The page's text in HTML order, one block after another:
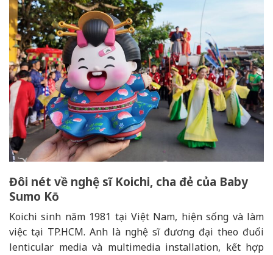
Đôi nét về nghệ sĩ Koichi, cha đẻ của Baby
Sumo Kō
Koichi sinh năm 1981 tại Việt Nam, hiện sống và làm
việc tại TP.HCM. Anh là nghệ sĩ đương đại theo đuổi
lenticular media và multimedia installation, kết hợp